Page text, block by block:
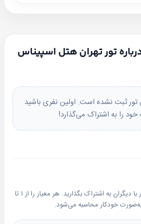
مجرب، از جمله نکاتی است که به
می‌گیرد.با توجه به تمامی امکانات
نیز قصد سفر به تهران را دارید،
تریپبرای رزرو این هتل اقدام کنید
تور تهران هتل اسپیناس
تور ثبت نشده است. اولین نفری باشید
خود را به اشتراک می‌گذارد!
تجربه خود را درباره این تور با دیگران به اشتراک بگذارید. هر معیار را از ۱ تا